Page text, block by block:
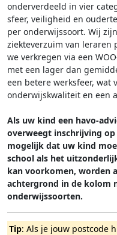
onderverdeeld in vier
sfeer, veiligheid en
per onderwijssoort. Wij
ziekteverzuim van leraren
we verkregen via een
met een lager dan
een betere werksfeer, wat
onderwijskwaliteit en een
Als uw kind een havo-
overweegt inschrijving
mogelijk dat uw kind
school als het
kan voorkomen, worden
achtergrond in de kolom
onderwijssoorten.
Tip: Als je jouw postcode